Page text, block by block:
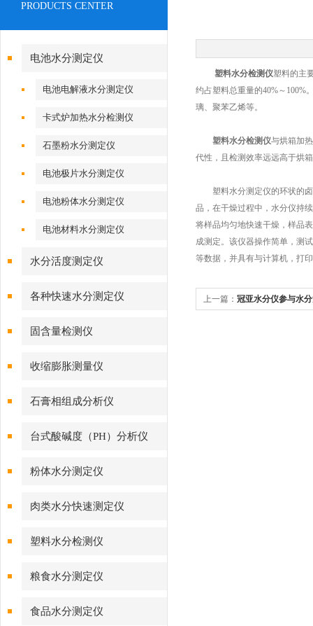
PRODUCTS CENTER
电池水分测定仪
电池电解液水分测定仪
卡式炉加热水分检测仪
石墨粉水分测定仪
电池极片水分测定仪
电池粉体水分测定仪
电池材料水分测定仪
水分活度测定仪
各种快速水分测定仪
固含量检测仪
收缩膨胀测量仪
石膏相组成分析仪
台式酸碱度（PH）分析仪
粉体水分测定仪
肉类水分快速测定仪
塑料水分检测仪
粮食水分测定仪
食品水分测定仪
塑料水分检测仪塑料的主
约占塑料总重量的40%～100%
璃、聚苯乙烯等。
塑料水分检测仪与烘箱加
代性，且检测效率远远高于烘
塑料水分测定仪的环状的卤
品，在干燥过程中，水分仪持
将样品均匀地快速干燥，样品
成测定。该仪器操作简单，测
等数据，并具有与计算机，打
上一篇： 冠亚水分仪参与水